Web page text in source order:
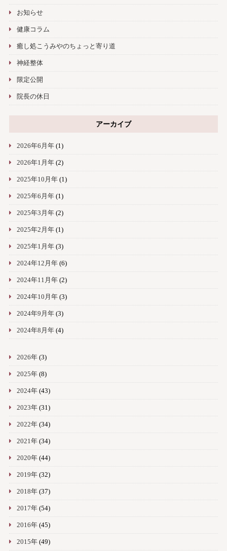
お知らせ
健康コラム
癒し処こうみやのちょっと寄り道
神経整体
限定公開
院長の休日
アーカイブ
2026年6月年(1)
2026年1月年(2)
2025年10月年(1)
2025年6月年(1)
2025年3月年(2)
2025年2月年(1)
2025年1月年(3)
2024年12月年(6)
2024年11月年(2)
2024年10月年(3)
2024年9月年(3)
2024年8月年(4)
2026年(3)
2025年(8)
2024年(43)
2023年(31)
2022年(34)
2021年(34)
2020年(44)
2019年(32)
2018年(37)
2017年(54)
2016年(45)
2015年(49)